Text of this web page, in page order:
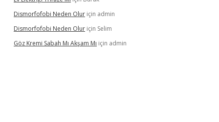
Dismorfofobi Neden Olur için admin
Dismorfofobi Neden Olur için Selim
Göz Kremi Sabah Mı Akşam Mı için admin